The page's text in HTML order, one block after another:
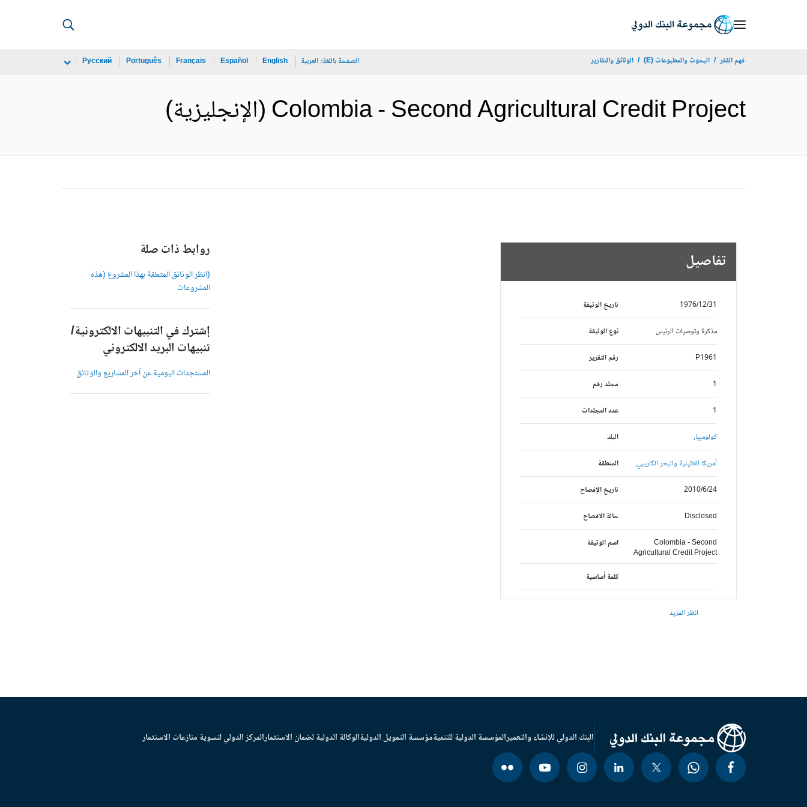
فهم الفقر البحوث والمطبوعات (E) الوثائق والتقارير الصفحة باللغة: العربية English
Español
Français
Português
Русский
Colombia - Second Agricultural Credit Project (الإنجليزية)
تفاصيل
تاريخ الوثيقة 1976/12/31
نوع الوثيقة مذكرة وتوصيات الرئيس
رقم التقرير P1961
مجلد رقم 1
عدد المجلدات 1
البلد كولومبيا,
المنطقة أمريكا اللاتينية والبحر الكاريبي,
تاريخ الإفصاح 2010/6/24
حالة الافصاح Disclosed
اسم الوثيقة
Colombia - Second
Agricultural Credit Project
كلمة أساسية
انظر المزيد
روابط ذات صلة
(انظر الوثائق المتعلقة بهذا المشروع (هذه
المشروعات
إشترك في التنبيهات الالكترونية/
تنبيهات البريد الالكتروني
المستجدات اليومية عن آخر المشاريع والوثائق
البنك الدولي للإنشاء والتعميرالمؤسسة الدولية للتنميةمؤسسة التمويل الدوليةالوكالة الدولية لضمان الاستثمارالمركز الدولي لتسوية منازعات الاستثمار